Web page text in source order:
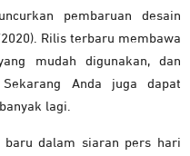
pembaruan desain
Rilis terbaru membawa
mudah digunakan, dan
Anda juga dapat
lagi.
baru dalam siaran pers hari